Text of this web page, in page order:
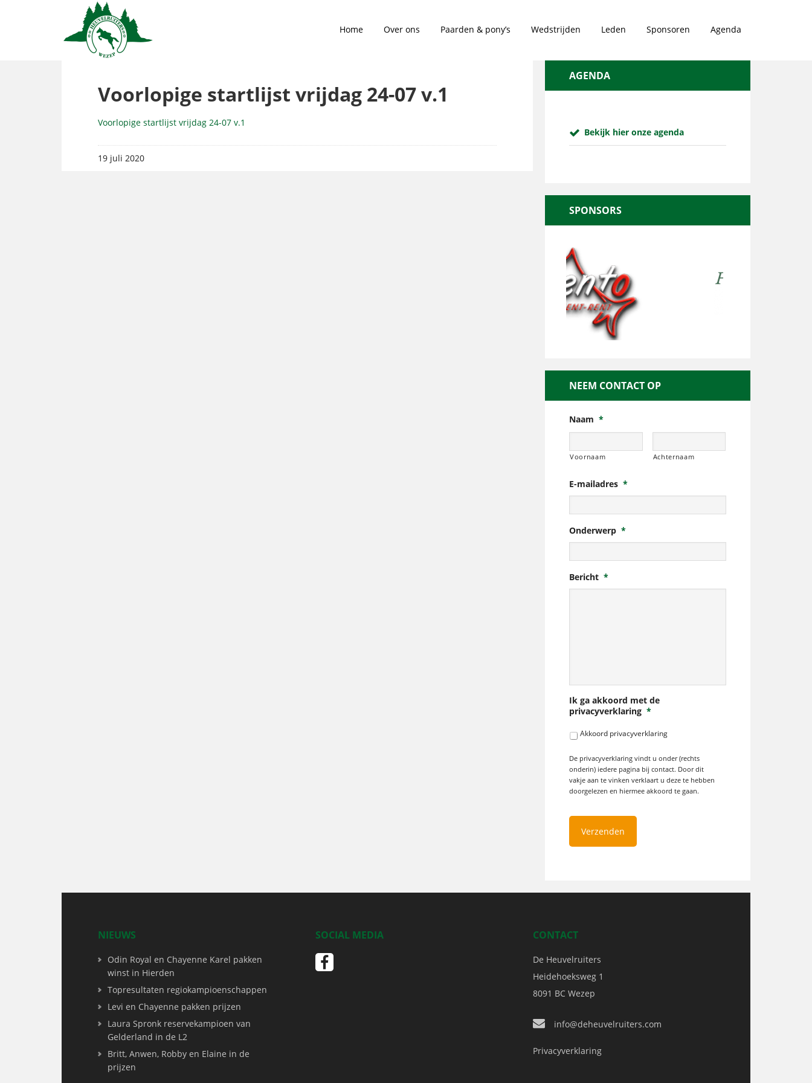
Home Over ons Paarden & pony’s Wedstrijden Leden Sponsoren Agenda
Voorlopige startlijst vrijdag 24-07 v.1
Voorlopige startlijst vrijdag 24-07 v.1
19 juli 2020
AGENDA
Bekijk hier onze agenda
SPONSORS
NEEM CONTACT OP
Naam *
Voornaam Achternaam
E-mailadres *
Onderwerp *
Bericht *
Ik ga akkoord met de
privacyverklaring *
Akkoord privacyverklaring
De privacyverklaring vindt u onder (rechts
onderin) iedere pagina bij contact. Door dit
vakje aan te vinken verklaart u deze te hebben
doorgelezen en hiermee akkoord te gaan.
NIEUWS
Odin Royal en Chayenne Karel pakken
winst in Hierden
Topresultaten regiokampioenschappen
Levi en Chayenne pakken prijzen
Laura Spronk reservekampioen van
Gelderland in de L2
Britt, Anwen, Robby en Elaine in de
prijzen
SOCIAL MEDIA CONTACT
De Heuvelruiters
Heidehoeksweg 1
8091 BC Wezep
info@deheuvelruiters.com
Privacyverklaring